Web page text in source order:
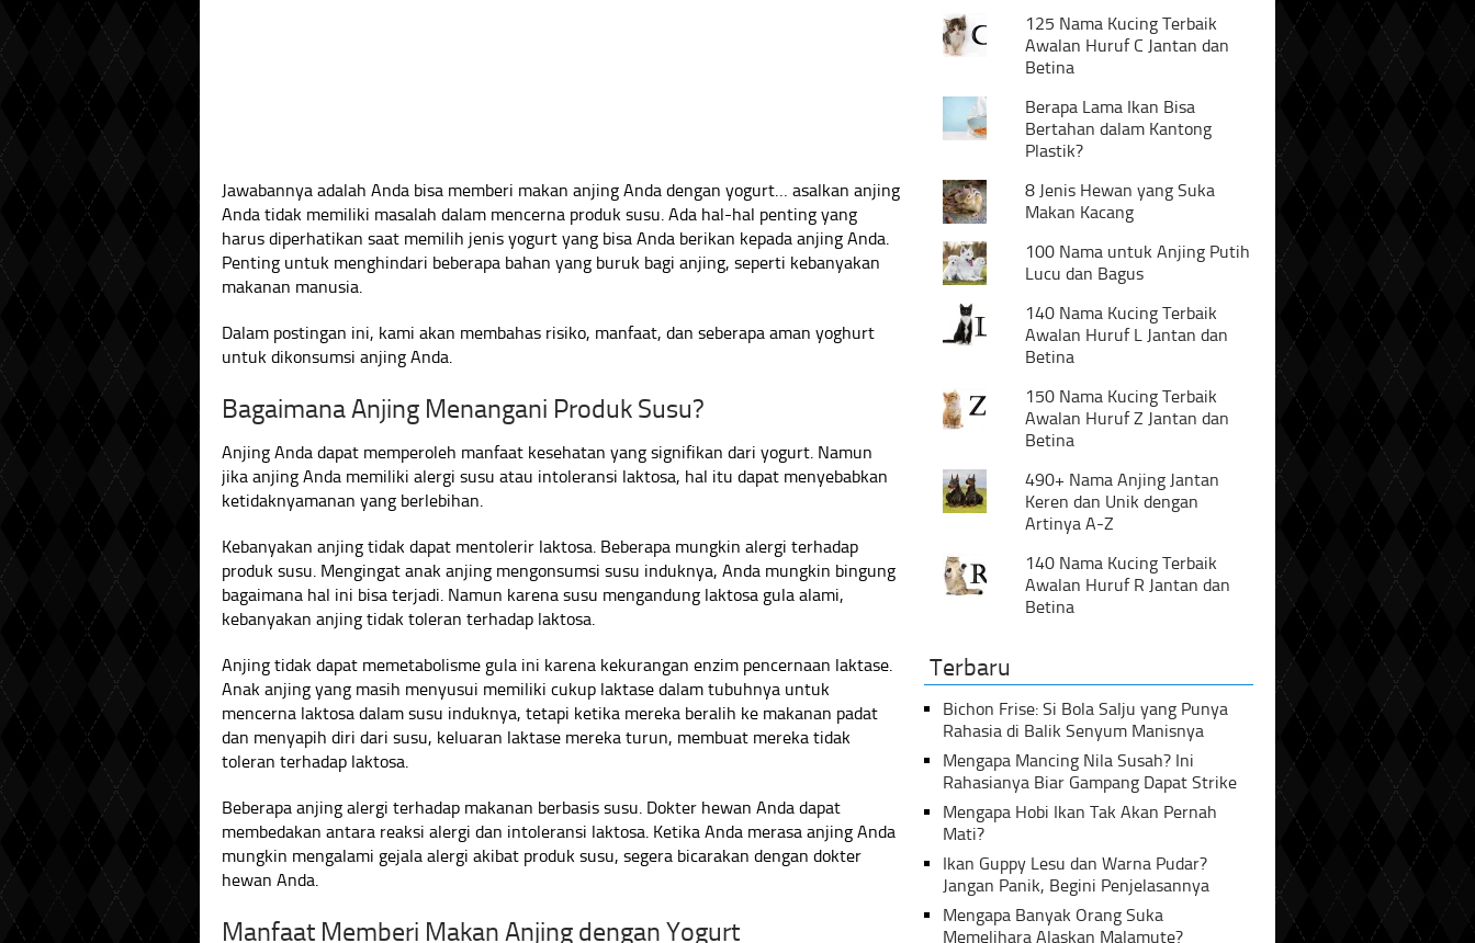
Jawabannya adalah Anda bisa memberi makan anjing Anda dengan yogurt… asalkan anjing
Anda tidak memiliki masalah dalam mencerna produk susu. Ada hal-hal penting yang
harus diperhatikan saat memilih jenis yogurt yang bisa Anda berikan kepada anjing Anda.
Penting untuk menghindari beberapa bahan yang buruk bagi anjing, seperti kebanyakan
makanan manusia.
Dalam postingan ini, kami akan membahas risiko, manfaat, dan seberapa aman yoghurt
untuk dikonsumsi anjing Anda.
Bagaimana Anjing Menangani Produk Susu?
Anjing Anda dapat memperoleh manfaat kesehatan yang signifikan dari yogurt. Namun
jika anjing Anda memiliki alergi susu atau intoleransi laktosa, hal itu dapat menyebabkan
ketidaknyamanan yang berlebihan.
Kebanyakan anjing tidak dapat mentolerir laktosa. Beberapa mungkin alergi terhadap
produk susu. Mengingat anak anjing mengonsumsi susu induknya, Anda mungkin bingung
bagaimana hal ini bisa terjadi. Namun karena susu mengandung laktosa gula alami,
kebanyakan anjing tidak toleran terhadap laktosa.
Anjing tidak dapat memetabolisme gula ini karena kekurangan enzim pencernaan laktase.
Anak anjing yang masih menyusui memiliki cukup laktase dalam tubuhnya untuk
mencerna laktosa dalam susu induknya, tetapi ketika mereka beralih ke makanan padat
dan menyapih diri dari susu, keluaran laktase mereka turun, membuat mereka tidak
toleran terhadap laktosa.
Beberapa anjing alergi terhadap makanan berbasis susu. Dokter hewan Anda dapat
membedakan antara reaksi alergi dan intoleransi laktosa. Ketika Anda merasa anjing Anda
mungkin mengalami gejala alergi akibat produk susu, segera bicarakan dengan dokter
hewan Anda.
Manfaat Memberi Makan Anjing dengan Yogurt
125 Nama Kucing Terbaik
Awalan Huruf C Jantan dan
Betina
Berapa Lama Ikan Bisa
Bertahan dalam Kantong
Plastik?
8 Jenis Hewan yang Suka
Makan Kacang
100 Nama untuk Anjing Putih
Lucu dan Bagus
140 Nama Kucing Terbaik
Awalan Huruf L Jantan dan
Betina
150 Nama Kucing Terbaik
Awalan Huruf Z Jantan dan
Betina
490+ Nama Anjing Jantan
Keren dan Unik dengan
Artinya A-Z
140 Nama Kucing Terbaik
Awalan Huruf R Jantan dan
Betina
Terbaru
Bichon Frise: Si Bola Salju yang Punya
Rahasia di Balik Senyum Manisnya
Mengapa Mancing Nila Susah? Ini
Rahasianya Biar Gampang Dapat Strike
Mengapa Hobi Ikan Tak Akan Pernah
Mati?
Ikan Guppy Lesu dan Warna Pudar?
Jangan Panik, Begini Penjelasannya
Mengapa Banyak Orang Suka
Memelihara Alaskan Malamute?